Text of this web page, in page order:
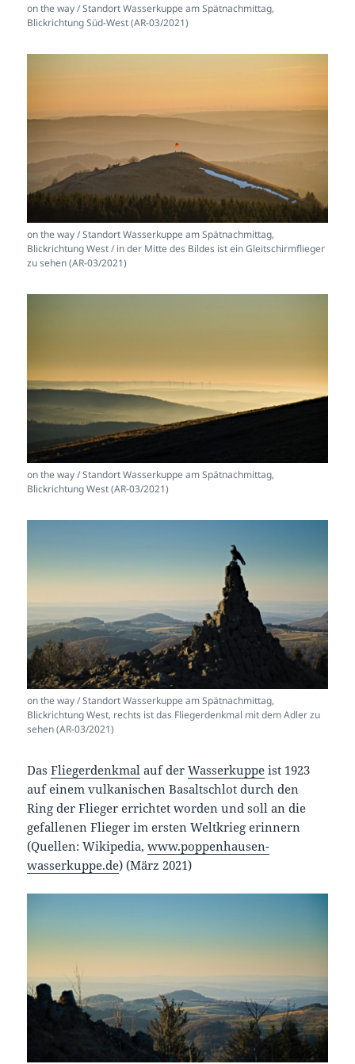
on the way / Standort Wasserkuppe am Spätnachmittag,
Blickrichtung Süd-West (AR-03/2021)
on the way / Standort Wasserkuppe am Spätnachmittag,
Blickrichtung West / in der Mitte des Bildes ist ein Gleitschirmflieger
zu sehen (AR-03/2021)
on the way / Standort Wasserkuppe am Spätnachmittag,
Blickrichtung West (AR-03/2021)
on the way / Standort Wasserkuppe am Spätnachmittag,
Blickrichtung West, rechts ist das Fliegerdenkmal mit dem Adler zu
sehen (AR-03/2021)
DasFliegerdenkmal auf derWasserkuppe ist 1923
auf einem vulkanischen Basaltschlot durch den
Ring der Flieger errichtet worden und soll an die
gefallenen Flieger im ersten Weltkrieg erinnern
(Quellen: Wikipedia,www.poppenhausen-
wasserkuppe.de) (März 2021)